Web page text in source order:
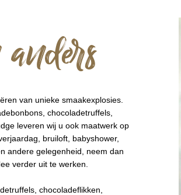
van unieke smaakexplosies.
chocoladetruffels,
leveren wij u ook maatwerk op
bruiloft, babyshower,
andere gelegenheid, neem dan
verder uit te werken.
chocoladeflikken,